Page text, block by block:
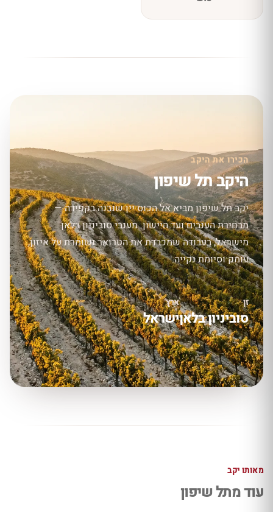
הכירו את היקב
היקב תל שיפון
יקב תל שיפון מביא אל הכוס יין שנבנה בקפידה —
מבחירת הענבים ועד היישון. מענבי סוביניון בלאן
מישראל, בעבודה שמכבדת את הטרואר ושומרת על איזון,
עומק וסיומת נקייה.
זן
סוביניון בלאן
ארץ
ישראל
מאותו יקב
עוד מתל שיפון